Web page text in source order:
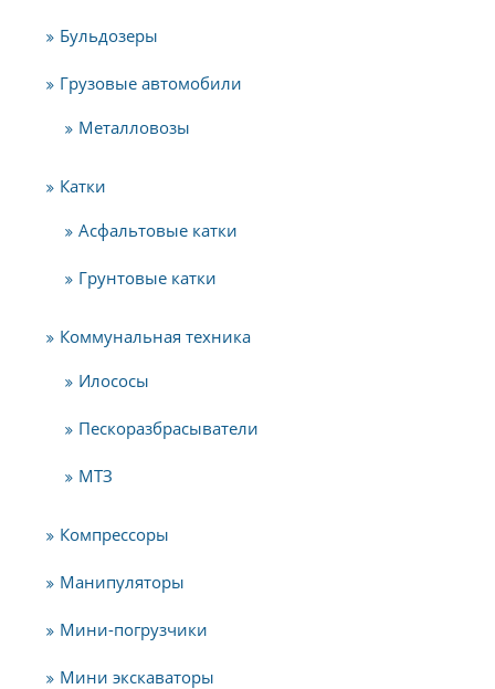
Бульдозеры
Грузовые автомобили
Металловозы
Катки
Асфальтовые катки
Грунтовые катки
Коммунальная техника
Илососы
Пескоразбрасыватели
МТЗ
Компрессоры
Манипуляторы
Мини-погрузчики
Мини экскаваторы